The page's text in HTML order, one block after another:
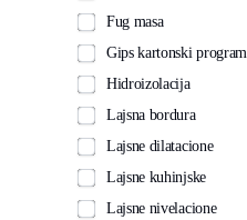
Fug masa
Gips kartonski program
Hidroizolacija
Lajsna bordura
Lajsne dilatacione
Lajsne kuhinjske
Lajsne nivelacione